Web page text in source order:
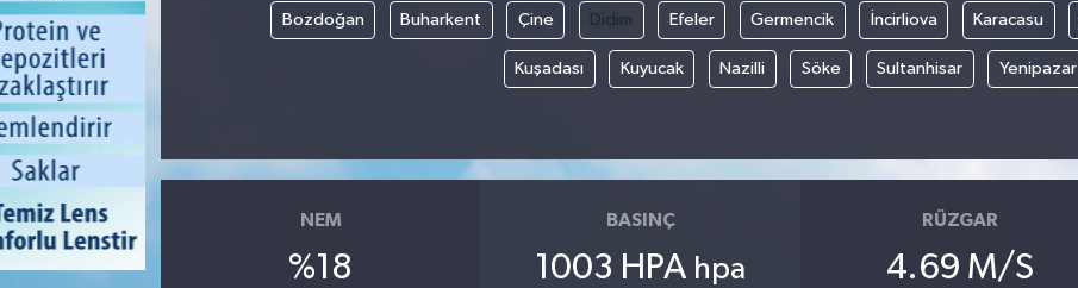
Bozdoğan Buharkent Çine Didim Efeler Germencik İncirliova Karacasu
Kuşadası Kuyucak Nazilli Söke Sultanhisar Yenipazar
NEM
%18
BASINÇ
1003 HPA hpa
RÜZGAR
4.69 M/S